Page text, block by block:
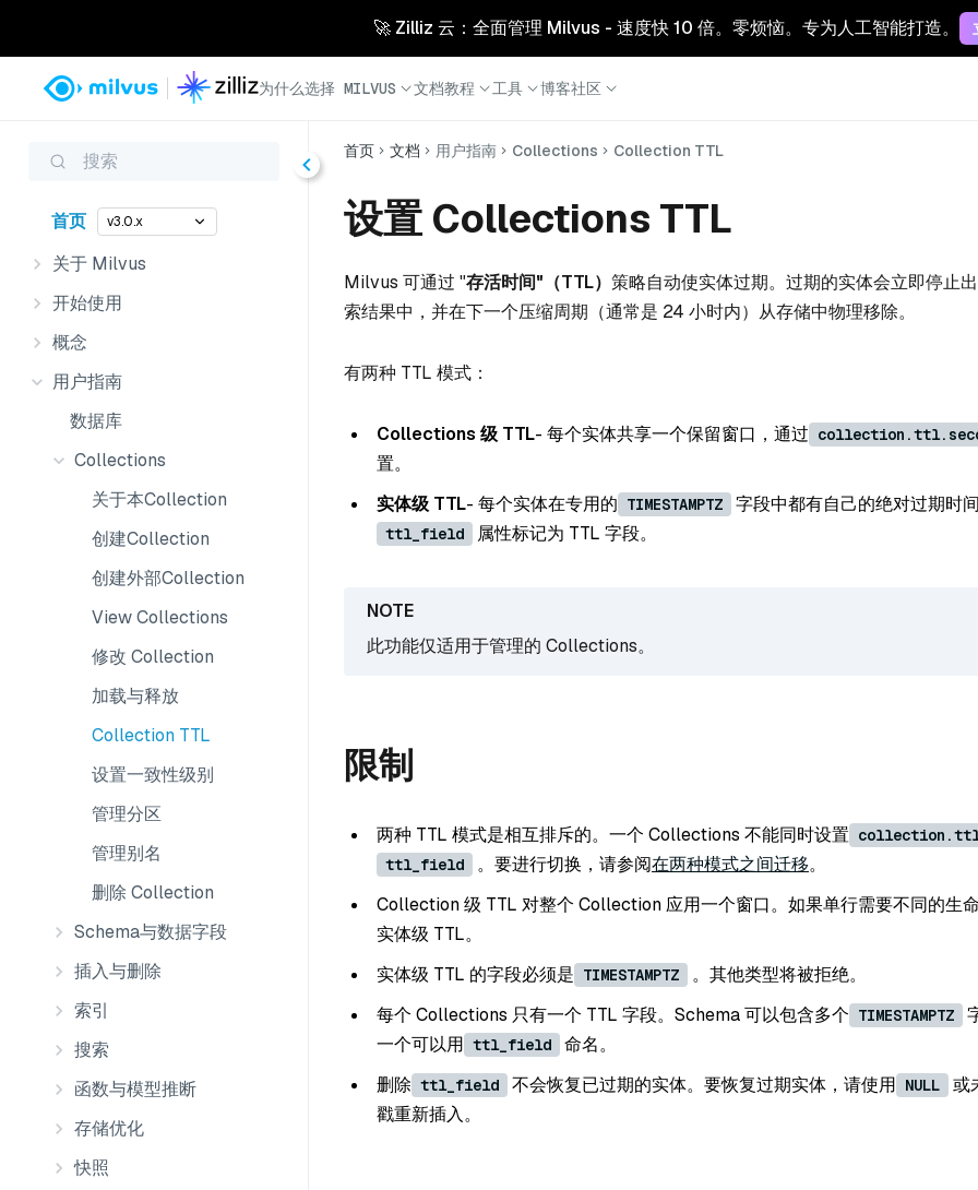
🚀 Zilliz 云：全面管理 Milvus - 速度快 10 倍。零烦恼。专为人工智能打造。
为什么选择 MILVUS 文档教程 工具 博客社区
搜索
首页 v3.0.x
关于 Milvus
开始使用
概念
用户指南
数据库
Collections
关于本Collection
创建Collection
创建外部Collection
View Collections
修改 Collection
加载与释放
Collection TTL
设置一致性级别
管理分区
管理别名
删除 Collection
Schema与数据字段
插入与删除
索引
搜索
函数与模型推断
存储优化
快照
首页 文档 用户指南 Collections Collection TTL
设置 Collections TTL
Milvus 可通过 "存活时间"（TTL） 策略自动使实体过期。过期的实体会立即停止
索结果中，并在下一个压缩周期（通常是 24 小时内）从存储中物理移除。
有两种 TTL 模式：
Collections 级 TTL- 每个实体共享一个保留窗口，通过
置。
实体级 TTL- 每个实体在专用的 TIMESTAMPTZ 字段中都有自己的绝对过期时
ttl_field 属性标记为 TTL 字段。
此功能仅适用于管理的 Collections。
限制
两种 TTL 模式是相互排斥的。一个 Collections 不能同时设置
ttl_field 。要进行切换，请参阅在两种模式之间迁移。
Collection 级 TTL 对整个 Collection 应用一个窗口。如果单行需要不同的生
实体级 TTL。
实体级 TTL 的字段必须是 TIMESTAMPTZ
。其他类型将被拒绝。
每个 Collections 只有一个 TTL 字段。Schema 可以包含多个 TIMESTAMPTZ
一个可以用 ttl_field
命名。
删除 ttl_field 不会恢复已过期的实体。要恢复过期实体，请使用 NULL
或
戳重新插入。